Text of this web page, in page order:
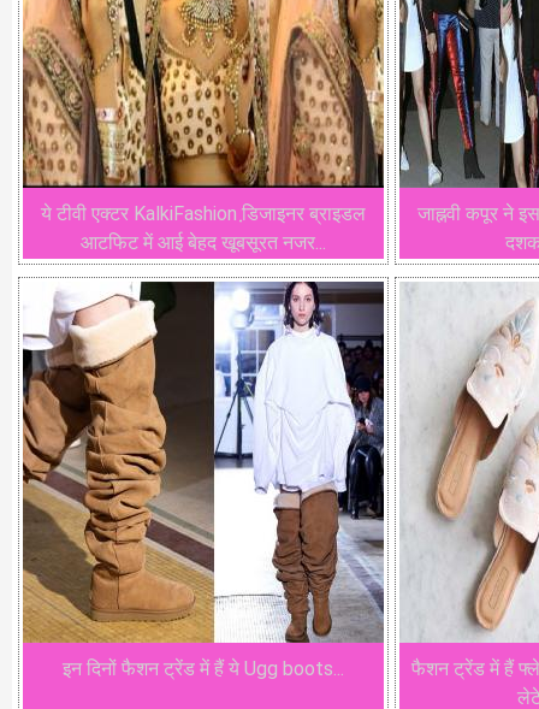
ये टीवी एक्टर KalkiFashion डि़जाइनर ब्राइडल
आटफिट में आई बेहद खूबसूरत नजर...
जाह्नवी कपूर ने
दशक
इन दिनों फैशन ट्रेंड में हैं ये Ugg boots...
फैशन ट्रेंड में हैं